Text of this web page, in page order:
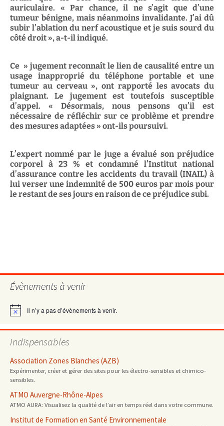
auriculaire. « Par chance, il ne s’agit que d’une
tumeur bénigne, mais néanmoins invalidante. J’ai dû
subir l’ablation du nerf acoustique et je suis sourd du
côté droit », a-t-il indiqué.
Ce » jugement reconnaît le lien de causalité entre un
usage inapproprié du téléphone portable et une
tumeur au cerveau », ont rapporté les avocats du
plaignant. Le jugement est toutefois susceptible
d’appel. « Désormais, nous pensons qu’il est
nécessaire de réfléchir sur ce problème et prendre
des mesures adaptées » ont-ils poursuivi.
L’expert nommé par le juge a évalué son préjudice
corporel à 23 % et condamné l’Institut national
d’assurance contre les accidents du travail (INAIL) à
lui verser une indemnité de 500 euros par mois pour
le restant de ses jours en raison de ce préjudice subi.
Évènements à venir
Notice Il n’y a pas d’évènements à venir.
Indispensables
Association Zones Blanches (AZB)
Expérimenter, créer et gérer des sites pour les électro-sensibles et chimico-
sensibles.
ATMO Auvergne-Rhône-Alpes
ATMO AURA: Visualisez la qualité de l’air en temps réel dans votre commune.
Institut de Formation en Santé Environnementale